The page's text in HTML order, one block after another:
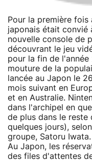
Pour la première
japonais était convié
nouvelle console de
découvrant le jeu
pour la fin de l'année
mouture de la
lancée au Japon le
mois suivant en
et en Australie.
dans l'archipel en
de plus dans le reste
quelques jours),
groupe, Satoru Iwata.
Au Japon, les
des files d'attentes